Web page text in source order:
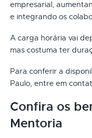
empresarial,
e integrando os
A carga horária vai
mas costuma ter
Para conferir a
Paulo, entre em
Confira os
Mentoria